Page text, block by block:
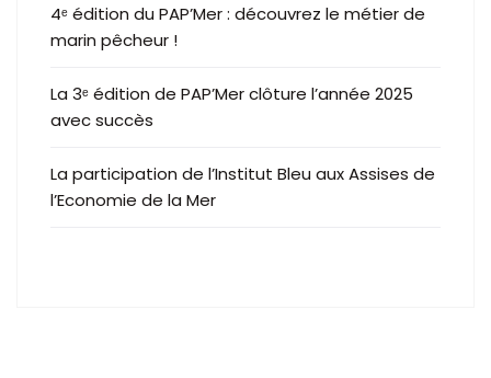
4ᵉ édition du PAP’Mer : découvrez le métier de
marin pêcheur !
La 3ᵉ édition de PAP’Mer clôture l’année 2025
avec succès
La participation de l’Institut Bleu aux Assises de
l’Economie de la Mer